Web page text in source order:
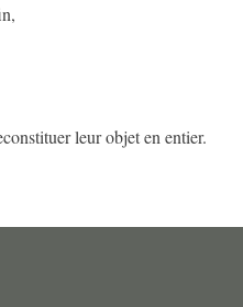
leur objet en entier.